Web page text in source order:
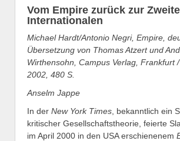
Vom Empire zurück zur
Internationalen
Michael Hardt/Antonio Negri, Empire,
Übersetzung von Thomas Atzert und
Wirthensohn, Campus Verlag, Frankfurt
2002, 480 S.
Anselm Jappe
In der New York Times , bekanntlich ein
kritischer Gesellschaftstheorie, feierte
im April 2000 in den USA erschienenem